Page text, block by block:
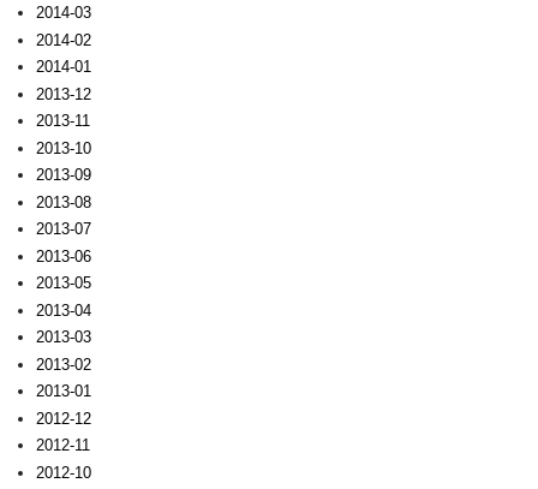
2014-03
2014-02
2014-01
2013-12
2013-11
2013-10
2013-09
2013-08
2013-07
2013-06
2013-05
2013-04
2013-03
2013-02
2013-01
2012-12
2012-11
2012-10